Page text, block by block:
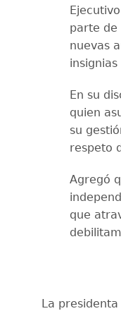
parte de
nuevas
En su
quien
su
respeto
Agregó
que
La